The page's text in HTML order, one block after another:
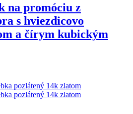
na promóciu z
s hviezdicovo
a čírym kubickým